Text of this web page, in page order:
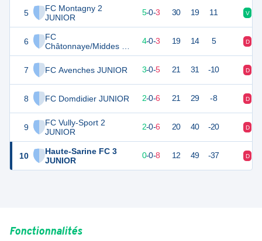
5
FC Montagny 2
JUNIOR
6
FC
Châtonnaye/Middes 2
JUNIOR
7
FC Avenches JUNIOR
8 FC Domdidier JUNIOR
9
FC Vully-Sport 2
JUNIOR
10
Haute-Sarine FC 3
JUNIOR
5-0-3 30 19 11 V
12 4-0-3 19 14 5 D
9 8 3-0-5 21 31 -10 D
6 8 2-0-6 21 29 -8 D
2-0-6 20 40 -20 D
0 0-0-8 12 49 -37 D
Fonctionnalités